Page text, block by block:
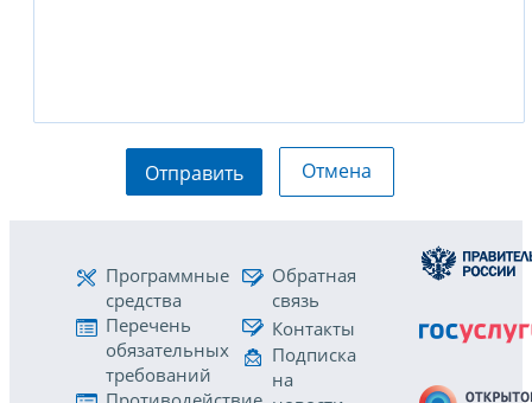
Отправить Отмена
Программные
средства
Перечень
обязательных
требований
Обратная
связь
Контакты
Подписка
на